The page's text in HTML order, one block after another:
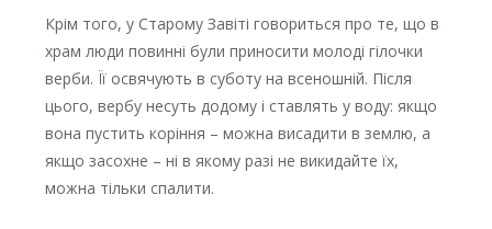
Крім того, у Старому Завіті говориться про те, що в
храм люди повинні були приносити молоді гілочки
верби. Її освячують в суботу на всеношній. Після
цього, вербу несуть додому і ставлять у воду: якщо
вона пустить коріння – можна висадити в землю, а
якщо засохне – ні в якому разі не викидайте їх,
можна тільки спалити.